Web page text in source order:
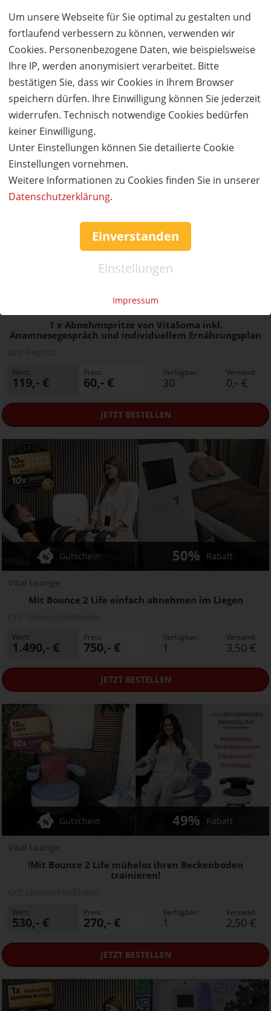
Um unsere Webseite für Sie optimal zu gestalten und
fortlaufend verbessern zu können, verwenden wir
Cookies. Personenbezogene Daten, wie beispielsweise
Ihre IP, werden anonymisiert verarbeitet. Bitte
bestätigen Sie, dass wir Cookies in Ihrem Browser
speichern dürfen. Ihre Einwilligung können Sie jederzeit
widerrufen. Technisch notwendige Cookies bedürfen
keiner Einwilligung.
Unter Einstellungen können Sie detailierte Cookie
Einstellungen vornehmen.
Weitere Informationen zu Cookies finden Sie in unserer
Datenschutzerklärung.
Einverstanden
Einstellungen
Impressum
Stilsicher Farbtypberatung
Farbtyp- und Stilberatung bei Daniela Erath-Mohr
Gutschein 50% Rabatt
Ort:Wolfurt
Wert:
250,- €
Preis:
125,- €
Verfügbar:
8
Versand:
2,50 €
1 x Abnehmspritze von VitaSoma inkl.
Anamnesegespräch und individuellem Ernährungsplan
Wert:
119,- €
Preis:
60,- €
Verfügbar:
30
Versand:
0,- €
JETZTBESTELLEN
Mit Bounce 2 Life einfach abnehmen im Liegen
Gutschein 50% Rabatt
Wert:
1.490,- €
Preis:
750,- €
Verfügbar:
1
Versand:
3,50 €
JETZTBESTELLEN
!Mit Bounce 2 Life mühelos ihren Beckenboden
trainieren!
Gutschein 49% Rabatt
Wert:
530,- €
Preis:
270,- €
Verfügbar:
1
Versand:
2,50 €
JETZTBESTELLEN